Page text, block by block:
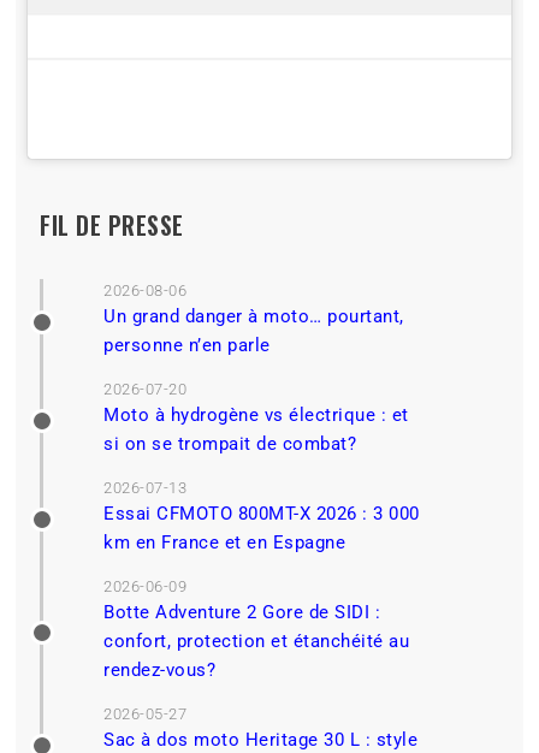
FIL DE PRESSE
2026-08-06
Un grand danger à moto… pourtant,
personne n’en parle
2026-07-20
Moto à hydrogène vs électrique : et
si on se trompait de combat?
2026-07-13
Essai CFMOTO 800MT-X 2026 : 3 000
km en France et en Espagne
2026-06-09
Botte Adventure 2 Gore de SIDI :
confort, protection et étanchéité au
rendez-vous?
2026-05-27
Sac à dos moto Heritage 30 L : style